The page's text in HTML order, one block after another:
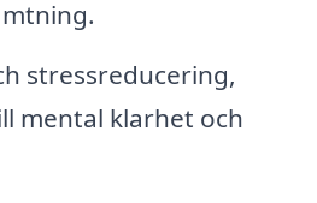
stressreducering,
mental klarhet och